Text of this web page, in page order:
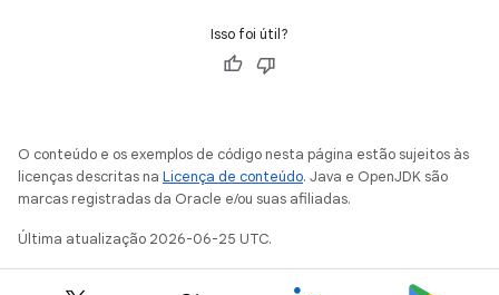
Isso foi útil?
O conteúdo e os exemplos de código nesta página estão sujeitos às
licenças descritas na Licença de conteúdo. Java e OpenJDK são
marcas registradas da Oracle e/ou suas afiliadas.
Última atualização 2026-06-25 UTC.